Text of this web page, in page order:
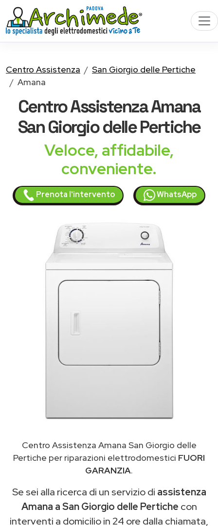
Centro Assistenza
San Giorgio delle Pertiche
Amana
Centro AssistenzaAmana
San Giorgio delle Pertiche
Veloce, affidabile,
conveniente.
Prenota l'intervento WhatsApp
Centro Assistenza Amana San Giorgio delle
Pertiche per riparazioni elettrodomestici FUORI
GARANZIA.
Se sei alla ricerca di un servizio di assistenza
Amana a San Giorgio delle Pertiche con
interventi a domicilio in 24 ore dalla chiamata,